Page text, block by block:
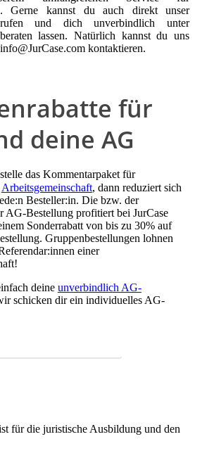
Gerne kannst du auch direkt unser
und dich unverbindlich unter
lassen. Natürlich kannst du uns
kontaktieren.
für
deine AG
das Kommentarpaket für
Arbeitsgemeinschaft, dann reduziert sich
Besteller:in. Die bzw. der
AG-Bestellung profitiert bei JurCase
Sonderrabatt von bis zu 30% auf
Gruppenbestellungen lohnen
einer
deine unverbindlich AG-
schicken dir ein individuelles AG-
für die juristische Ausbildung und den